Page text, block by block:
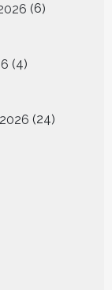
6
producten
4
producten
24
producten